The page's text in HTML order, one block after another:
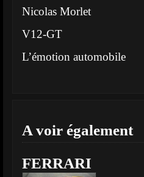
Nicolas Morlet
V12-GT
L’émotion automobile
A voir également
FERRARI